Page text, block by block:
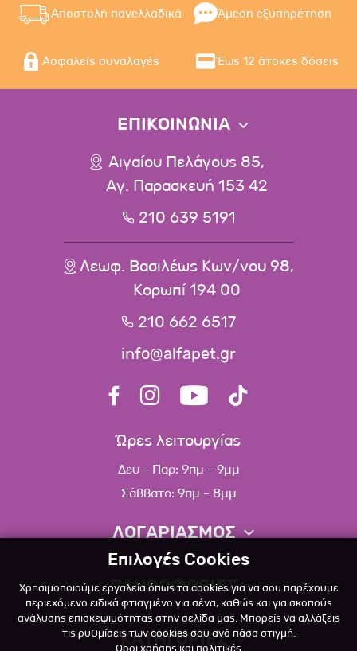
Αποστολή πανελλαδικά Άμεση εξυπηρέτηση
Ασφαλείς συναλαγές Έως 12 άτοκες δόσεις
ΕΠΙΚΟΙΝΩΝΙΑ
Αιγαίου Πελάγους 85,
Αγ. Παρασκευή 153 42
210 639 5191
Λεωφ. Βασιλέως Κων/νου 98,
Κορωπί 194 00
210 662 6517
info@alfapet.gr
Ώρες λειτουργίας
Δευ - Παρ: 9πμ - 9μμ
Σάββατο: 9πμ - 8μμ
ΛΟΓΑΡΙΑΣΜΟΣ
Πληροφορίες λογαριασμού
Λίστα αγαπημένων
Πολιτική επιστροφών
ΠΛΗΡΟΦΟΡΙΕΣ
Σχετικά
ΚΑΤΗΓΟΡΙΕΣ
Επιλογές Cookies
Χρησιμοποιούμε εργαλεία όπως τα cookies για να σου παρέχουμε
περιεχόμενο ειδικά φτιαγμένο για σένα, καθώς και για σκοπούς
ανάλυσης επισκεψιμότητας στην σελίδα μας. Μπορείς να αλλάξεις
τις ρυθμίσεις των cookies σου ανά πάσα στιγμή.
Όροι χρήσης και πολιτικές